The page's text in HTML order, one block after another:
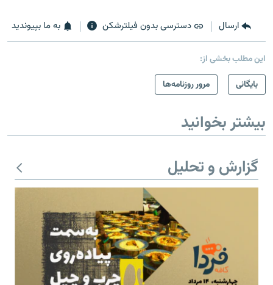
ارسال دسترسی بدون فیلترشکن به ما بپیوندید
این مطلب بخشی از:
بایگانی
مرور روزنامه‌ها
بیشتر بخوانید
گزارش و تحلیل